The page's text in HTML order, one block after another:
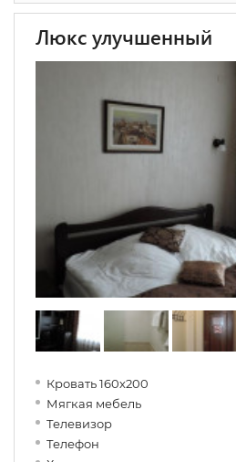
Люкс улучшенный
Кровать 160х200
Мягкая мебель
Телевизор
Телефон